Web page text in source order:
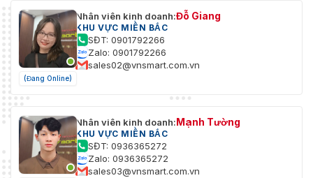
(Đang Online)
Nhân viên kinh doanh:Đỗ Giang
KHU VỰC MIỀN BẮC
SĐT: 0901792266
Zalo: 0901792266
sales02@vnsmart.com.vn
Nhân viên kinh doanh:Mạnh Tường
KHU VỰC MIỀN BẮC
SĐT: 0936365272
Zalo: 0936365272
sales03@vnsmart.com.vn